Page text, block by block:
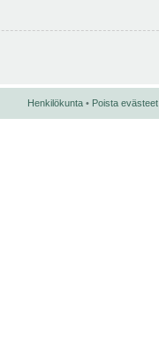
Henkilökunta • Poista evästeet